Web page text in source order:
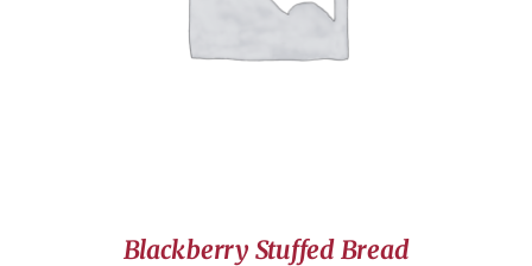
Blackberry Stuffed Bread